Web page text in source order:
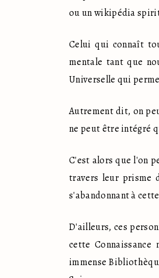
ou un wikipédia
Celui qui connaît
mentale tant que
Universelle qui
Autrement dit, on
ne peut être intégré
C'est alors que l'on
travers leur prisme
s'abandonnant à
D'ailleurs, ces
cette
immense